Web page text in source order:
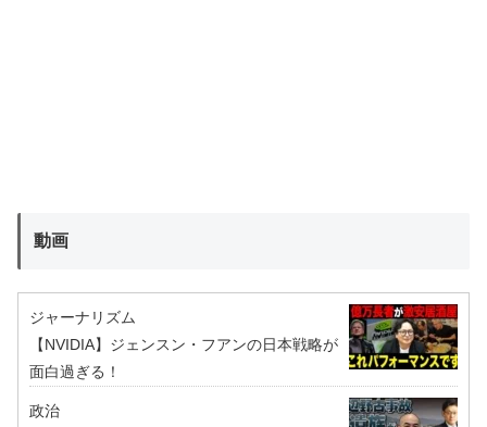
動画
ジャーナリズム
【NVIDIA】ジェンスン・フアンの日本戦略が
面白過ぎる！
政治